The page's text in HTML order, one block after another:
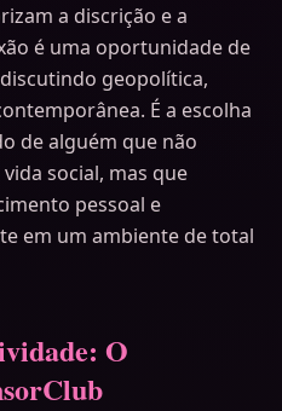
a discrição e a
é uma oportunidade de
geopolítica,
É a escolha
de alguém que não
social, mas que
pessoal e
em um ambiente de total
O